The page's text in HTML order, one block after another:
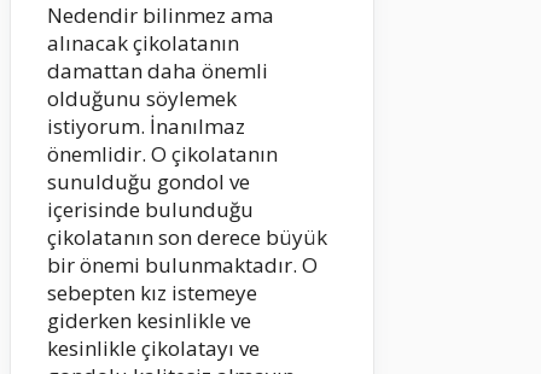
Nedendir bilinmez ama
alınacak çikolatanın
damattan daha önemli
olduğunu söylemek
istiyorum. İnanılmaz
önemlidir. O çikolatanın
sunulduğu gondol ve
içerisinde bulunduğu
çikolatanın son derece büyük
bir önemi bulunmaktadır. O
sebepten kız istemeye
giderken kesinlikle ve
kesinlikle çikolatayı ve